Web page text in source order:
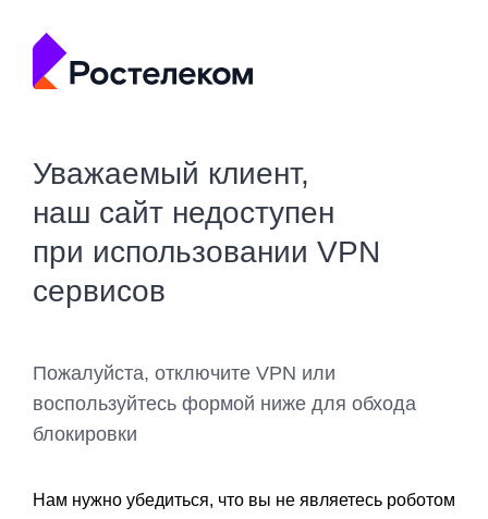
Уважаемый клиент,
наш сайт недоступен
при использовании VPN
сервисов
Пожалуйста, отключите VPN или
воспользуйтесь формой ниже для обхода
блокировки
Нам нужно убедиться, что вы не являетесь роботом